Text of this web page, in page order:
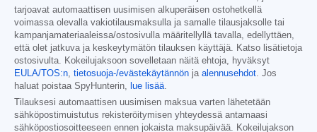
tarjoavat automaattisen uusimisen alkuperäisen ostohetkellä
voimassa olevalla vakiotilausmaksulla ja samalle tilausjaksolle tai
kampanjamateriaaleissa/ostosivulla määritellyllä tavalla, edellyttäen,
että olet jatkuva ja keskeytymätön tilauksen käyttäjä. Katso lisätietoja
ostosivulta. Kokeilujaksoon sovelletaan näitä ehtoja, hyväksyt
EULA/TOS:n tietosuoja-/evästekäytännön ja alennusehdot . Jos
haluat poistaa SpyHunterin,
lue lisää
Tilauksesi automaattisen uusimisen maksua varten lähetetään
sähköpostimuistutus rekisteröitymisen yhteydessä antamaasi
sähköpostiosoitteeseen ennen jokaista maksupäivää. Kokeilujakson